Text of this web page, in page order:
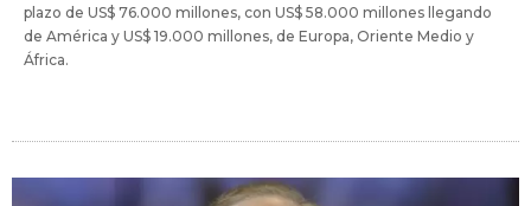
plazo de US$ 76.000 millones, con US$ 58.000 millones llegando
de América y US$ 19.000 millones, de Europa, Oriente Medio y
África.